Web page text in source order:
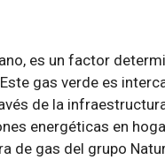
es un factor
gas verde es
de la
energéticas en
de gas del grupo